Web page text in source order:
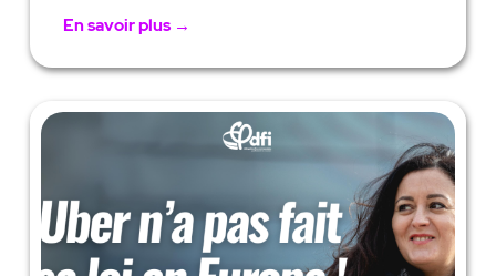
En savoir plus →